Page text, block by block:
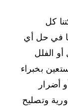
كل
في حل أي
الفلل
بخبراء
أضرار
وتصليح